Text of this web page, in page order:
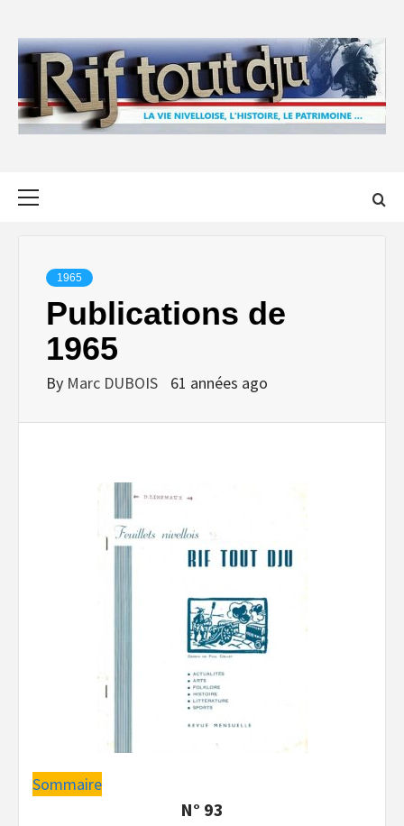
content
1965
Publications de
1965
By Marc DUBOIS 61 années ago
Sommaire
N° 93